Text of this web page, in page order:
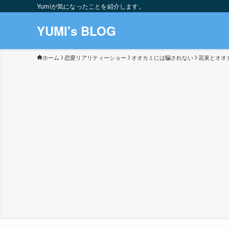
Yumiが気になったことを紹介します。
YUMI's BLOG
ホーム 恋愛リアリティーショー オオカミには騙されない 花束とオオ